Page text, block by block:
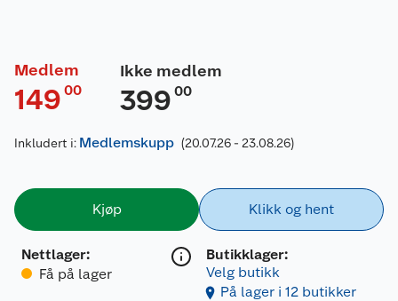
Medlem
149 00
Ikke medlem
399 00
Inkludert i: Medlemskupp (20.07.26 - 23.08.26)
Kjøp
Nettlager:
Få på lager
Klikk og hent
Butikklager:
Velg butikk
På lager i 12 butikker